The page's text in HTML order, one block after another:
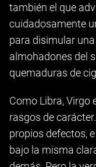
también el que
cuidadosamente
para disimular
almohadones del
quemaduras de
Como Libra, Virgo
rasgos de
propios defectos,
bajo la misma